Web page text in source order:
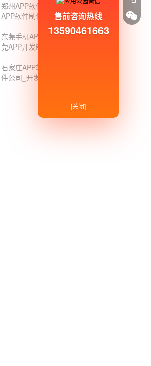
郑州APP软件开发外包公司_郑州
APP软件制作_定制公司
东莞手机APP软件开发外包公司_东
莞APP开发制作_定制_外包公司
石家庄APP软件开发_石家庄APP软
件公司_开发_定制_外包_制作公司
售前咨询热线
13590461663
[关闭]